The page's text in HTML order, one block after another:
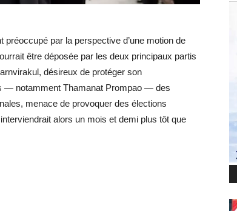
par la perspective d’une motion de
être déposée par les deux principaux partis
désireux de protéger son
— notamment Thamanat Prompao — des
menace de provoquer des élections
alors un mois et demi plus tôt que